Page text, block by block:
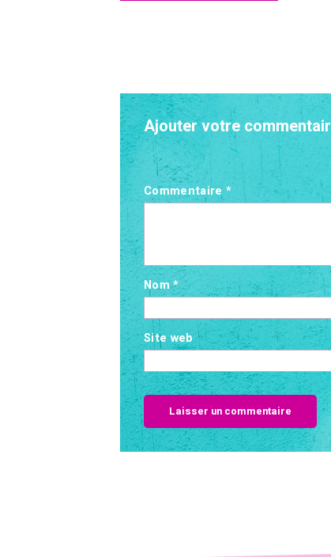
Ajouter votre
Commentaire *
Nom*
Site web